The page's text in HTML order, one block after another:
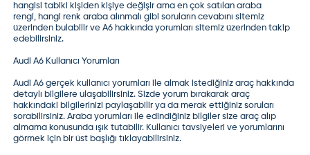
hangisi tabiki kişiden kişiye değişir ama en çok satılan araba
rengi, hangi renk araba alınmalı gibi soruların cevabını sitemiz
üzerinden bulabilir ve A6 hakkında yorumları sitemiz üzerinden takip
edebilirsiniz.
Audi A6 Kullanıcı Yorumları
Audi A6 gerçek kullanıcı yorumları ile almak istediğiniz araç hakkında
detaylı bilgilere ulaşabilirsiniz. Sizde yorum bırakarak araç
hakkındaki bilgilerinizi paylaşabilir ya da merak ettiğiniz soruları
sorabilirsiniz.Araba yorumları ile edindiğiniz bilgiler size araç alıp
almama konusunda ışık tutabilir. Kullanıcı tavsiyeleri ve yorumlarını
görmek için bir üst başlığı tıklayabilirsiniz.